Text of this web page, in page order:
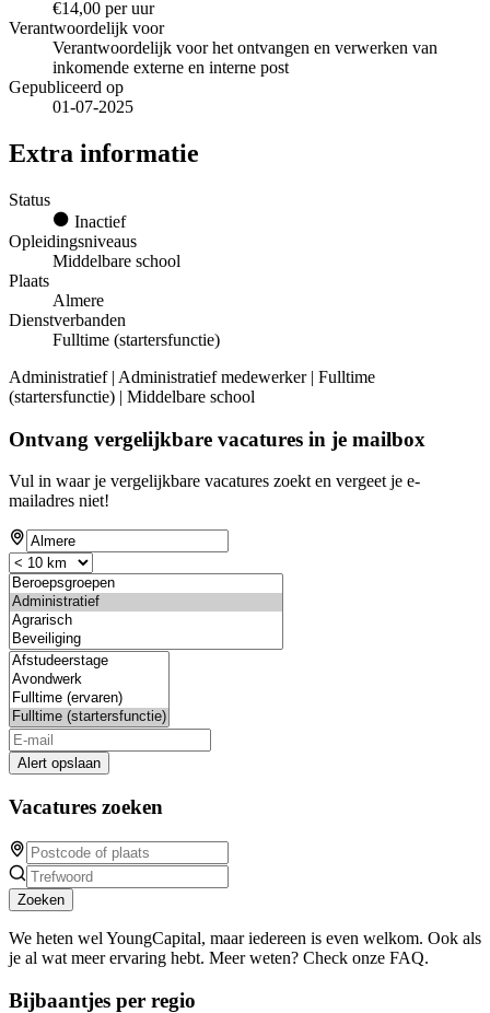
€14,00 per uur
Verantwoordelijk voor
Verantwoordelijk voor het ontvangen en verwerken van
inkomende externe en interne post
Gepubliceerd op
01-07-2025
Extra informatie
Status
Inactief
Opleidingsniveaus
Middelbare school
Plaats
Almere
Dienstverbanden
Fulltime (startersfunctie)
Administratief | Administratief medewerker | Fulltime
(startersfunctie) | Middelbare school
Ontvang vergelijkbare vacatures in je mailbox
Vul in waar je vergelijkbare vacatures zoekt en vergeet je e-
mailadres niet!
Alert opslaan
Vacatures zoeken
Zoeken
We heten wel YoungCapital, maar iedereen is even welkom. Ook als
je al wat meer ervaring hebt. Meer weten? Check onze FAQ.
Bijbaantjes per regio